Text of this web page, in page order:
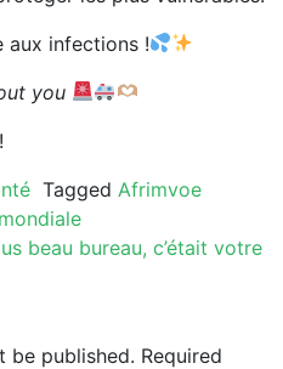
aux infections !
you
Tagged Afrimvoe
beau bureau, c’était votre
be published. Required